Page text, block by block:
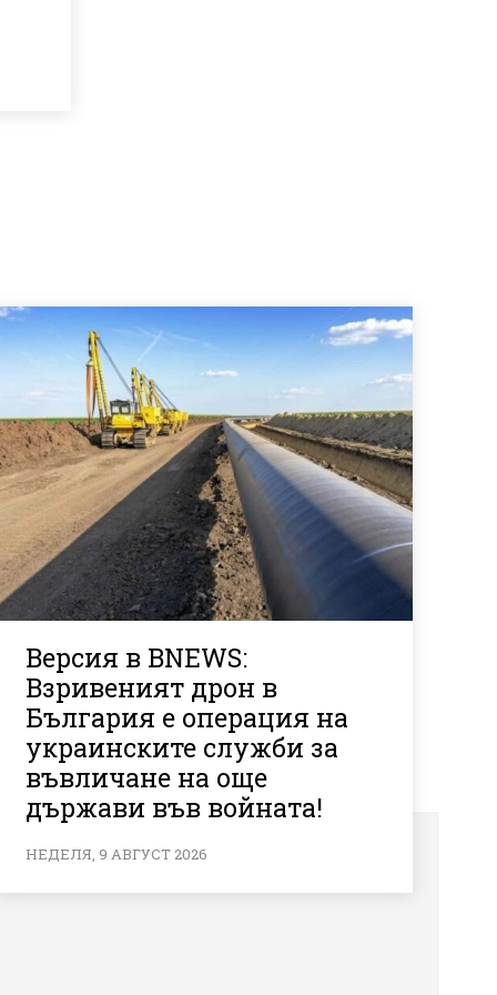
Версия в BNEWS:
Взривеният дрон в
България е операция на
украинските служби за
въвличане на още
държави във войната!
НЕДЕЛЯ, 9 АВГУСТ 2026